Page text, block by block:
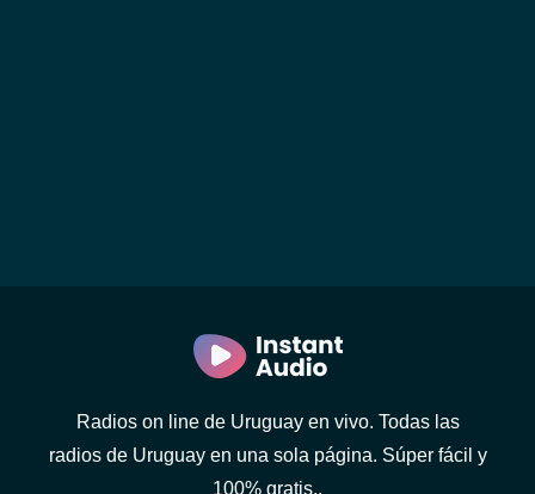
Radios on line de Uruguay en vivo. Todas las
radios de Uruguay en una sola página. Súper fácil y
100% gratis..